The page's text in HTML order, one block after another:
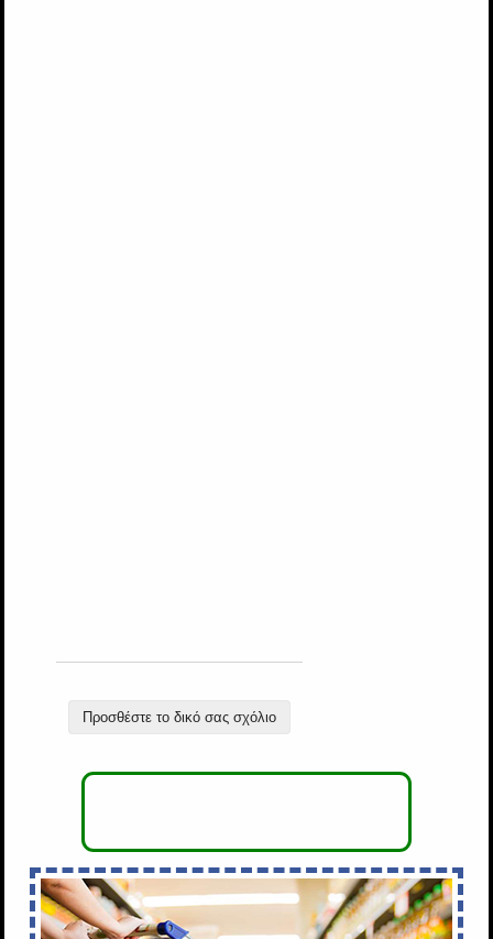
Προσθέστε το δικό σας σχόλιο